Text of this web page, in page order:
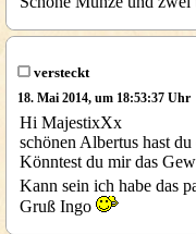
versteckt
18. Mai 2014, um 18:53:37 Uhr
Hi MajestixXx
schönen Albertus hast
Könntest du mir das
Kann sein ich habe das
Gruß Ingo